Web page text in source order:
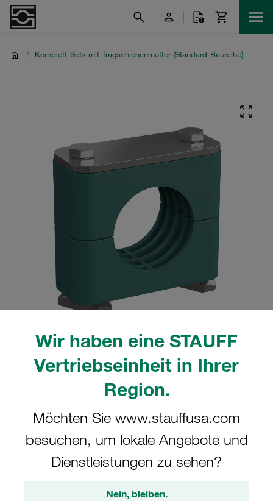
Wir haben eine STAUFF
Vertriebseinheit in Ihrer
Region.
Möchten Sie www.stauffusa.com
besuchen, um lokale Angebote und
Dienstleistungen zu sehen?
Nein, bleiben.
/ Komplett-Sets mit Tragschienenmutter (Standard-Baureihe)
tatsächlichen Produkt abweichen.
7 Ø70mm Polypropylen W3 Deckpl., AS-
Schraube Tragschienenmutter
SM-770-PP-DP-AS-M-W3